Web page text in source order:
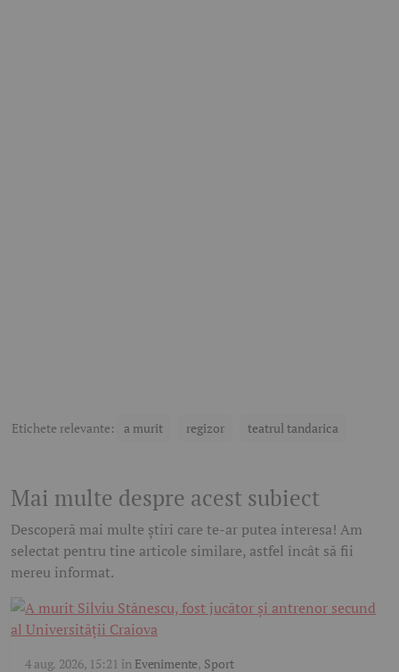
Etichete relevante: a murit regizor teatrul tandarica
Mai multe despre acest subiect
Descoperă mai multe știri care te-ar putea interesa! Am
selectat pentru tine articole similare, astfel încât să fii
mereu informat.
4 aug. 2026, 15:21 în Evenimente, Sport